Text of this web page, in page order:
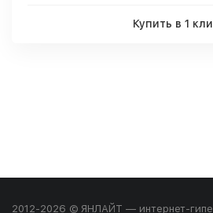
Купить в 1
2012-2026 © ЯНЛАЙТ — интернет-